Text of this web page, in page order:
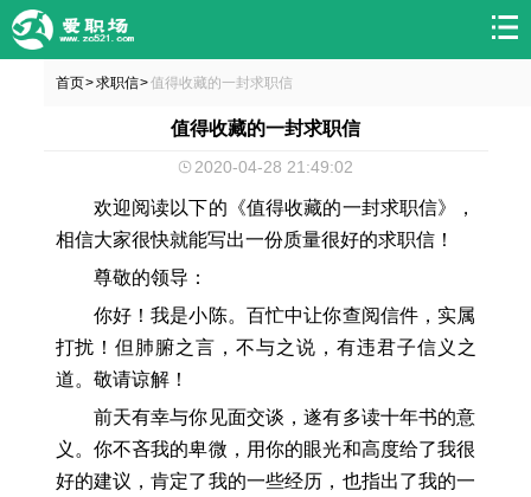
首页>求职信>值得收藏的一封求职信
值得收藏的一封求职信
2020-04-28 21:49:02
欢迎阅读以下的《值得收藏的一封求职信》，
相信大家很快就能写出一份质量很好的求职信！
尊敬的领导：
你好！我是小陈。百忙中让你查阅信件，实属
打扰！但肺腑之言，不与之说，有违君子信义之
道。敬请谅解！
前天有幸与你见面交谈，遂有多读十年书的意
义。你不吝我的卑微，用你的眼光和高度给了我很
好的建议，肯定了我的一些经历，也指出了我的一